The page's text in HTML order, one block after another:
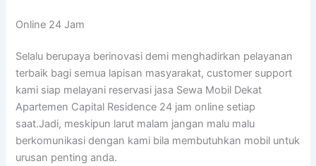
Online 24 Jam
Selalu berupaya berinovasi demi menghadirkan pelayanan
terbaik bagi semua lapisan masyarakat, customer support
kami siap melayani reservasi jasa Sewa Mobil Dekat
Apartemen Capital Residence 24 jam online setiap
saat.Jadi, meskipun larut malam jangan malu malu
berkomunikasi dengan kami bila membutuhkan mobil untuk
urusan penting anda.